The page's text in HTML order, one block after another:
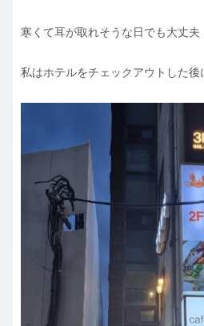
寒くて耳が取れそうな日でも大丈夫
私はホテルをチェックアウトした後